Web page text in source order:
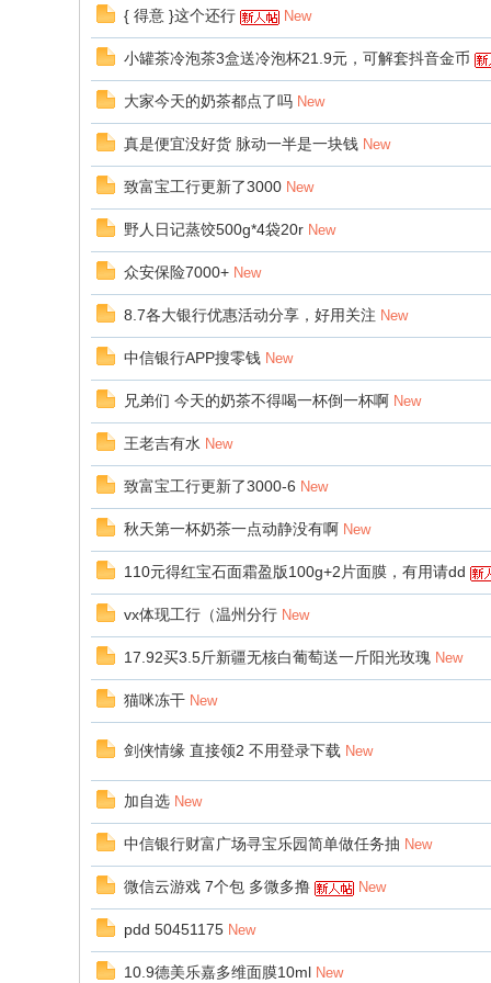
{ 得意 }这个还行 New
小罐茶冷泡茶3盒送冷泡杯21.9元，可解套抖音金币
大家今天的奶茶都点了吗 New
真是便宜没好货 脉动一半是一块钱 New
致富宝工行更新了3000 New
野人日记蒸饺500g*4袋20r New
众安保险7000+ New
8.7各大银行优惠活动分享，好用关注 New
中信银行APP搜零钱 New
兄弟们 今天的奶茶不得喝一杯倒一杯啊 New
王老吉有水 New
致富宝工行更新了3000-6 New
秋天第一杯奶茶一点动静没有啊 New
110元得红宝石面霜盈版100g+2片面膜，有用请dd
vx体现工行（温州分行 New
17.92买3.5斤新疆无核白葡萄送一斤阳光玫瑰 New
猫咪冻干 New
剑侠情缘 直接领2 不用登录下载 New
加自选 New
中信银行财富广场寻宝乐园简单做任务抽 New
微信云游戏 7个包 多微多撸 New
pdd 50451175 New
10.9德美乐嘉多维面膜10ml New